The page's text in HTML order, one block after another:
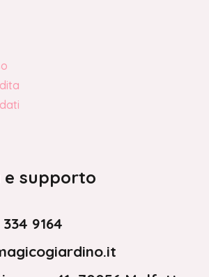
e supporto
9164